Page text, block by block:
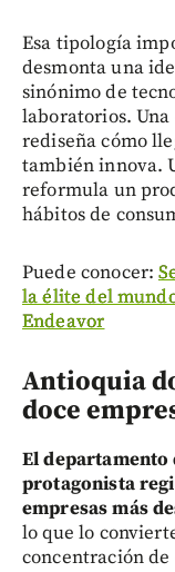
Esa tipología
desmonta una
sinónimo de
laboratorios. Una
rediseña cómo
también innova.
reformula un
hábitos de
Puede conocer:
la élite del
Endeavor
Antioquia
doce
El
protagonista
empresas más
lo que lo
concentración de